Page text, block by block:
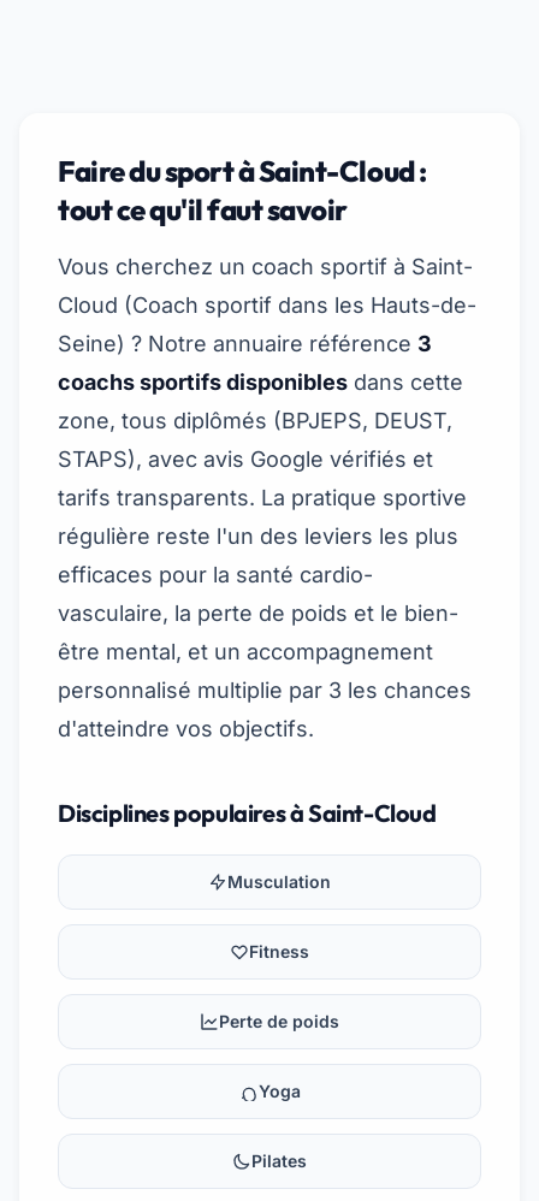
Faire du sport à Saint-Cloud :
tout ce qu'il faut savoir
Vous cherchez un coach sportif à Saint-
Cloud (Coach sportif dans les Hauts-de-
Seine) ? Notre annuaire référence 3
coachs sportifs disponibles dans cette
zone, tous diplômés (BPJEPS, DEUST,
STAPS), avec avis Google vérifiés et
tarifs transparents. La pratique sportive
régulière reste l'un des leviers les plus
efficaces pour la santé cardio-
vasculaire, la perte de poids et le bien-
être mental, et un accompagnement
personnalisé multiplie par 3 les chances
d'atteindre vos objectifs.
Disciplines populaires à Saint-Cloud
Musculation
Fitness
Perte de poids
Yoga
Pilates